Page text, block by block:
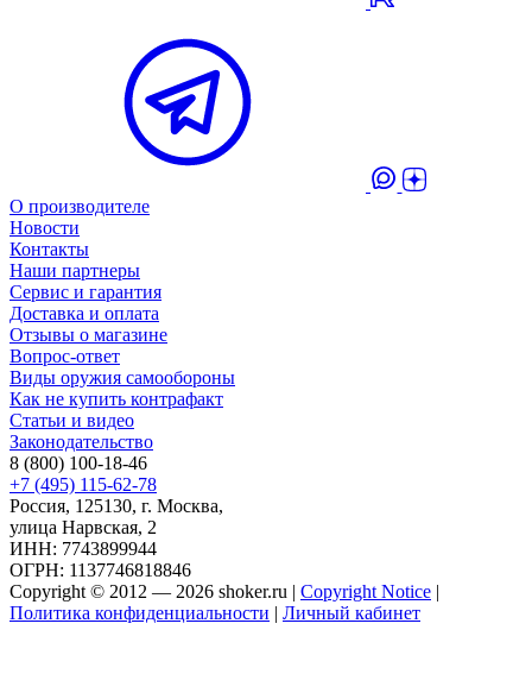
О производителе
Новости
Контакты
Наши партнеры
Сервис и гарантия
Доставка и оплата
Отзывы о магазине
Вопрос-ответ
Виды оружия самообороны
Как не купить контрафакт
Статьи и видео
Законодательство
8 (800) 100-18-46
+7 (495) 115-62-78
Россия, 125130, г. Москва,
улица Нарвская, 2
ИНН: 7743899944
ОГРН: 1137746818846
Copyright © 2012 — 2026 shoker.ru | Copyright Notice |
Политика конфиденциальности | Личный кабинет